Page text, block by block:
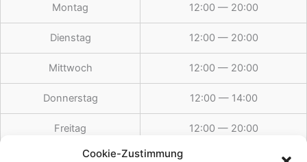
Cookie-Zustimmung
Montag
12:00 — 20:00
Dienstag 12:00 — 20:00
Mittwoch 12:00 — 20:00
Donnerstag 12:00 — 14:00
Freitag 12:00 — 20:00
Samstag